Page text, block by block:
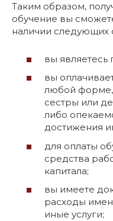
Таким образом,
обучение вы
наличии следующих
вы
вы
любой форме,
сестры или
либо
достижения
для оплаты
средства
капитала;
вы имеете
расходы
иные услуги;